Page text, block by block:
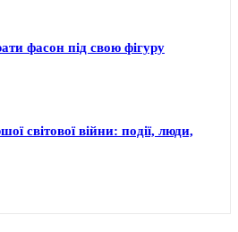
фасон під свою фігуру
світової війни: події, люди,